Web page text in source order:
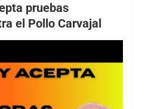
pruebas
el Pollo Carvajal